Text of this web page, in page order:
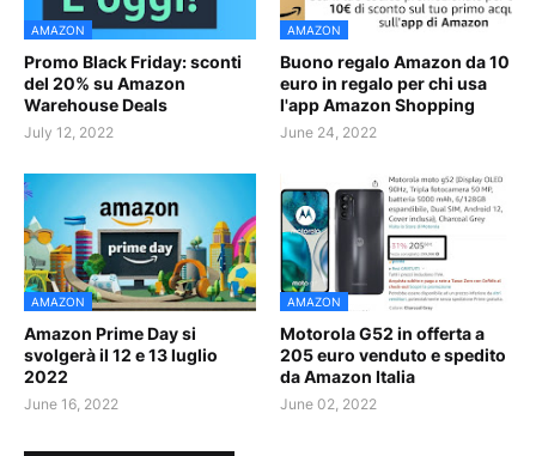
AMAZON
Promo Black Friday: sconti
del 20% su Amazon
Warehouse Deals
July 12, 2022
AMAZON
Buono regalo Amazon da 10
euro in regalo per chi usa
l'app Amazon Shopping
June 24, 2022
AMAZON
Amazon Prime Day si
svolgerà il 12 e 13 luglio
2022
June 16, 2022
AMAZON
Motorola G52 in offerta a
205 euro venduto e spedito
da Amazon Italia
June 02, 2022